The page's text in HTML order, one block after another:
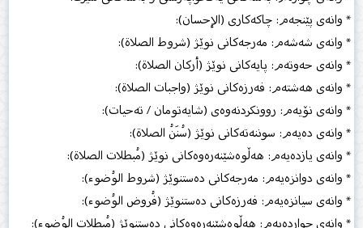
* وانەی پێنجەم: چاكەكاری (الإحسان):
* وانەی شەشەم: مەرجەكانی نوێژ (شروط الصلاة):
* وانەی حەوتەم: پایەكانی نوێژ (أركان الصلاة):
* وانەی هەشتەم: فەرزەكانی نوێژ (واجبات الصلاة):
* وانەی نۆیەم: روونكردنەوەی (شایەتومان / تەحیات):
* وانەی دەیەم: سوننەتەكانی نوێژ (سُنَنُ الصلاة):
* وانەی یازدەیەم: هەڵوەشێنەرەوەكانی نوێژ (مُبطلات الصلاة):
* وانەی دوانزەیەم: مەرجەكانی دەستنوێژ (شروط الوُضوء):
* وانەی سیانزەیەم: فەرزەكانی دەستنوێژ (فُروض الوُضوء):
* وانەی چواردەیەم: هەڵوەشێنەرەوەكانی دەستنوێژ (مُبطلات الوُضوء):